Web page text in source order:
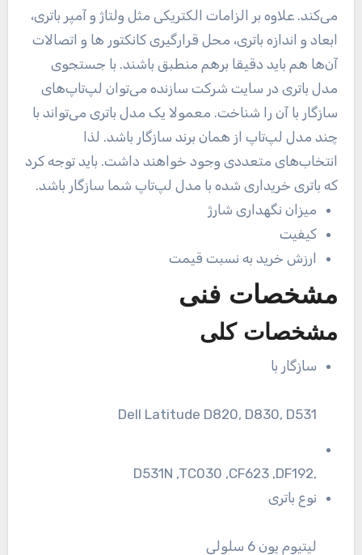
می‌کند. علاوه بر الزامات الکتریکی مثل ولتاژ و آمپر باتری،
ابعاد و اندازه باتری، محل قرارگیری کانکتور ها و اتصالات
آن‌ها هم باید دقیقا برهم منطبق باشند. با جستجوی
مدل باتری در سایت شرکت سازنده می‌توان لپ‌تاپ‌های
سازگار با آن را شناخت. معمولا یک مدل باتری می‌تواند با
چند مدل لپ‌تاپ از همان برند سازگار باشد. لذا
انتخاب‌های متعددی وجود خواهند داشت. باید توجه کرد
که باتری خریداری شده با مدل لپ‌تاپ شما سازگار باشد.
میزان نگهداری شارژ
کیفیت
ارزش خرید به نسبت قیمت
مشخصات فنی
مشخصات کلی
سازگار با
Dell Latitude D820, D830, D531
,D531N ,TC030 ,CF623 ,DF192
نوع باتری
لیتیوم یون 6 سلولی